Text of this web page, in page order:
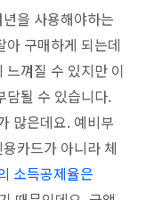
을 사용해야하는
아 구매하게 되는데
껴질 수 있지만 이
담될 수 있습니다.
많은데요. 예비부
카드가 아니라 체
소득공제율은